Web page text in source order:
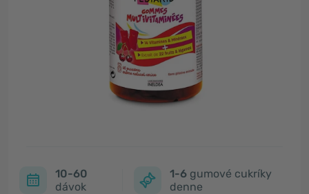
10-60
dávok
1-6gumové cukríky
denne